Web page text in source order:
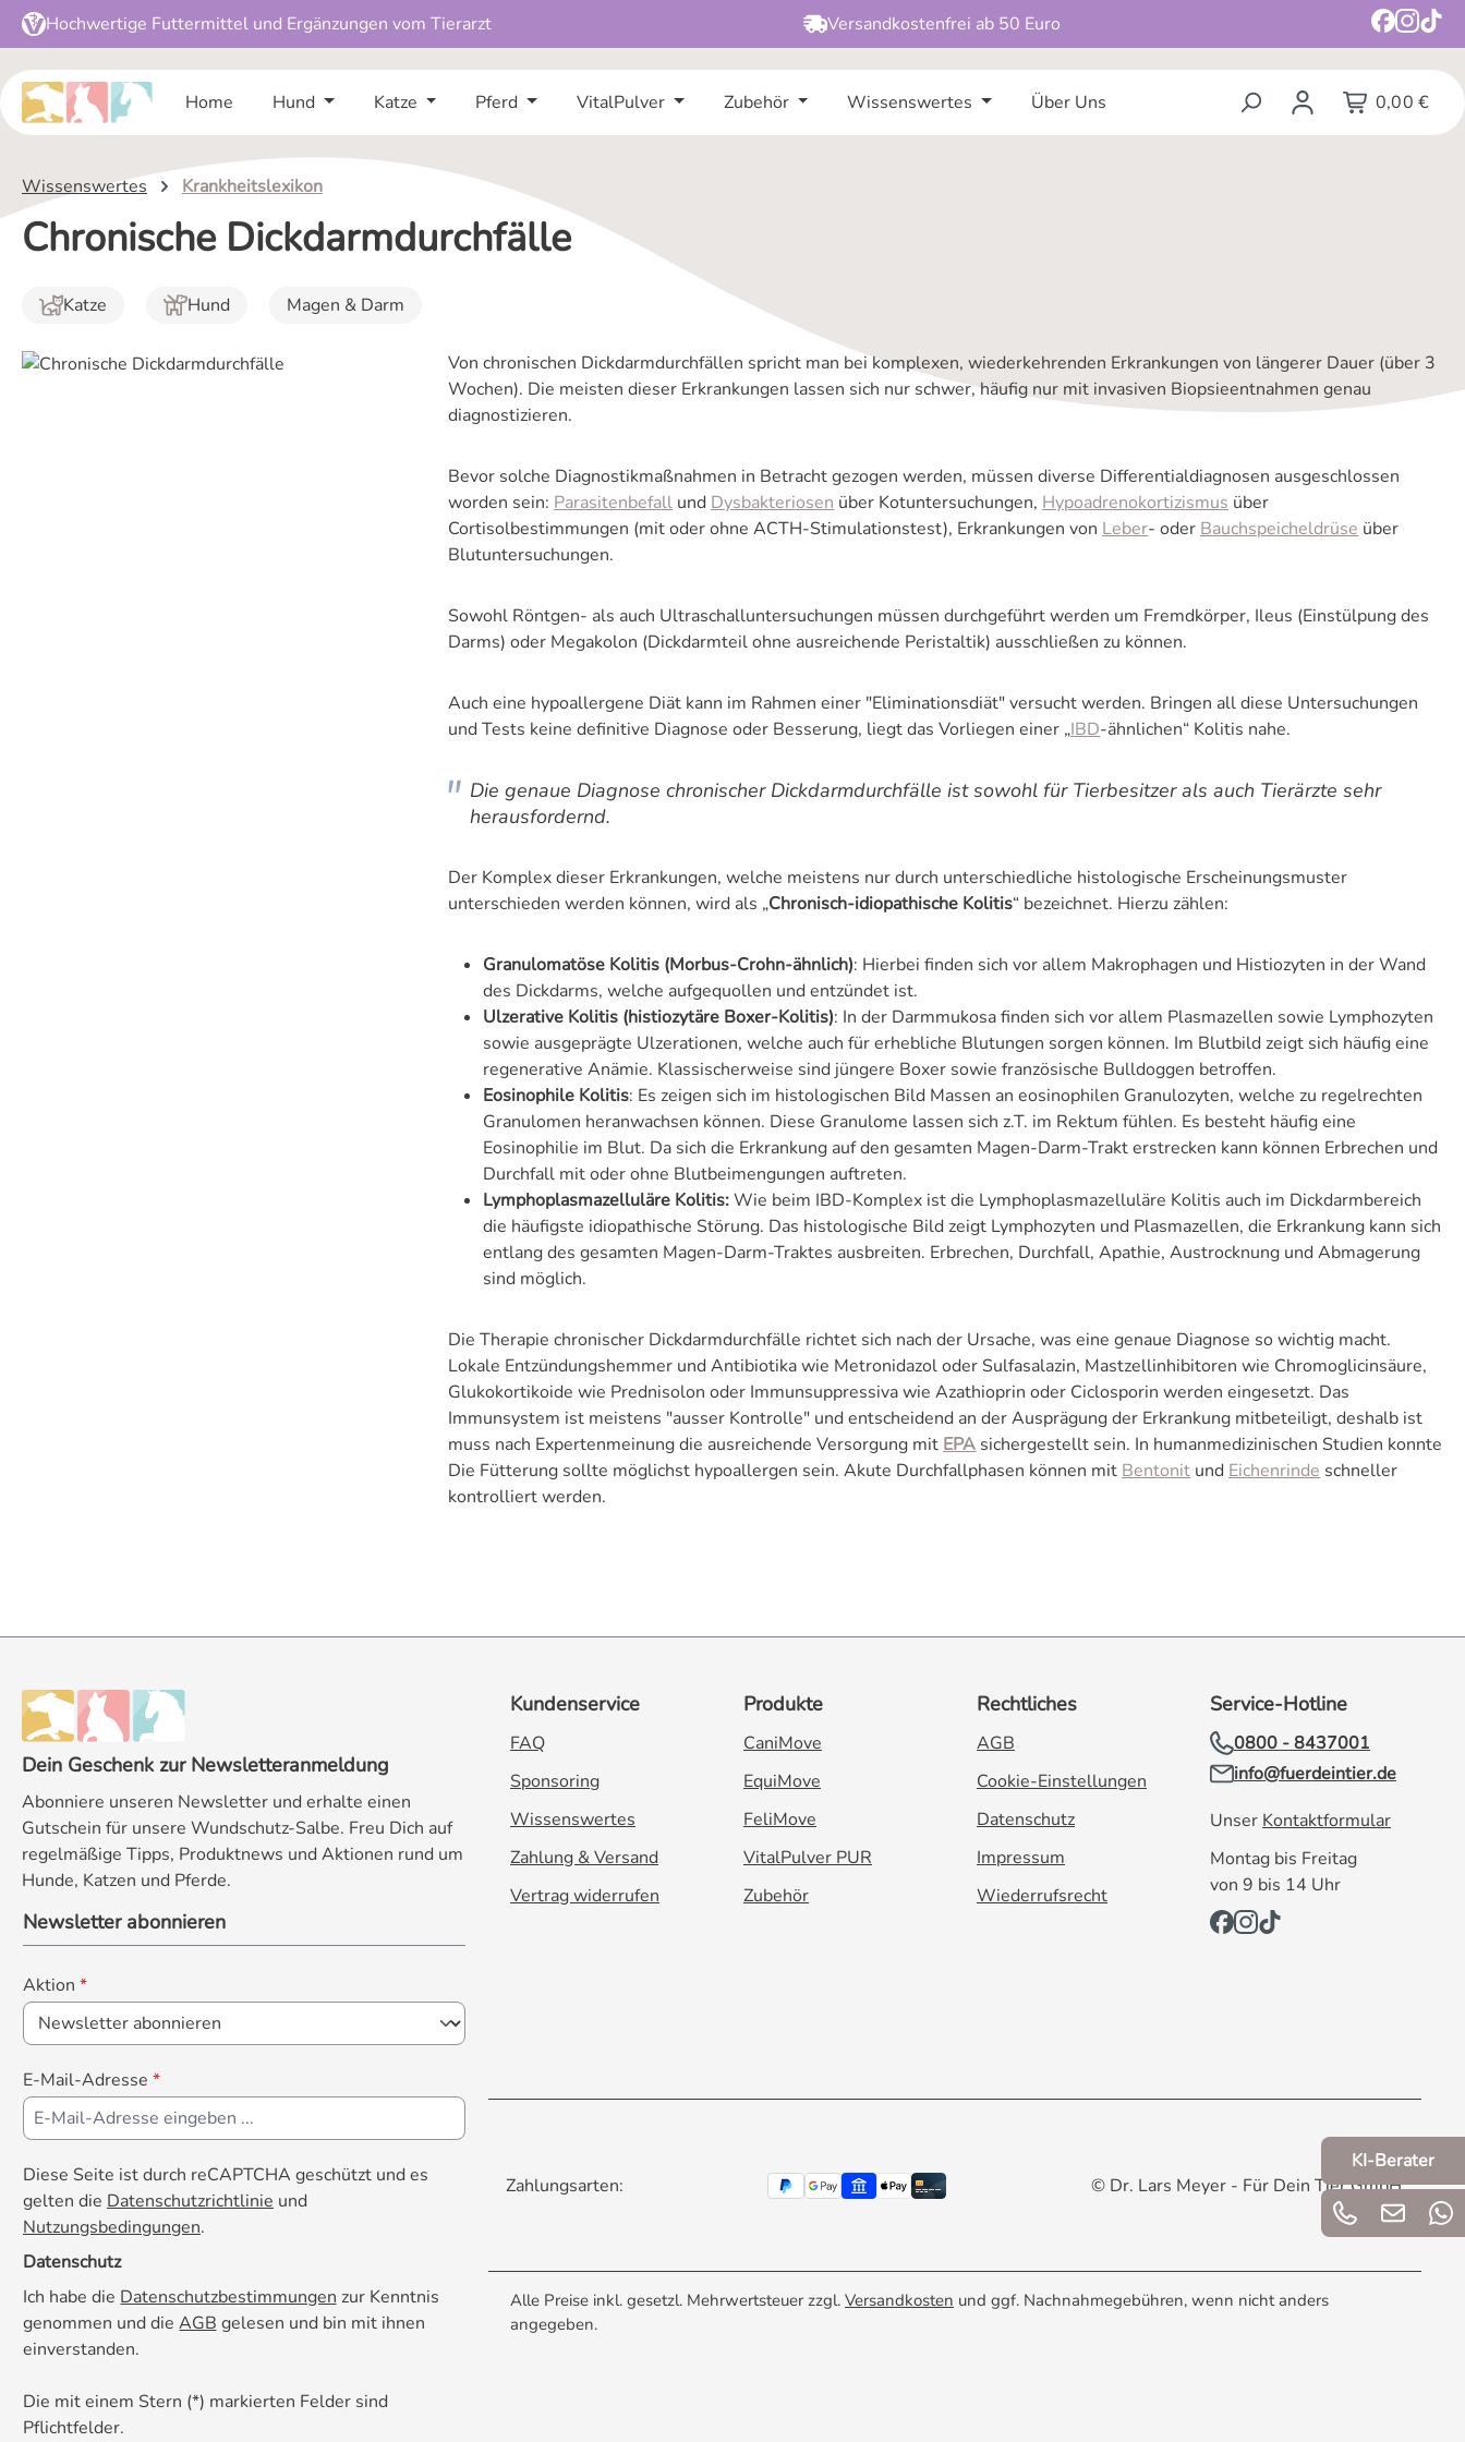
Hauptinhalt springen
Zur Suche springen
Zur Hauptnavigation springen
Hochwertige Futtermittel und Ergänzungen vom Tierarzt Versandkostenfrei ab 50 Euro
Home Hund Katze Pferd VitalPulver Zubehör Wissenswertes Über Uns 0,00 €
Wissenswertes Krankheitslexikon
Chronische Dickdarmdurchfälle
Katze Hund Magen & Darm
Von chronischen Dickdarmdurchfällen spricht man bei komplexen, wiederkehrenden Erkrankungen von längerer Dauer (über 3
Wochen). Die meisten dieser Erkrankungen lassen sich nur schwer, häufig nur mit invasiven Biopsieentnahmen genau
diagnostizieren.
Bevor solche Diagnostikmaßnahmen in Betracht gezogen werden, müssen diverse Differentialdiagnosen ausgeschlossen
worden sein: Parasitenbefall und Dysbakteriosen über Kotuntersuchungen, Hypoadrenokortizismus über
Cortisolbestimmungen (mit oder ohne ACTH-Stimulationstest), Erkrankungen von Leber- oder Bauchspeicheldrüse über
Blutuntersuchungen.
Sowohl Röntgen- als auch Ultraschalluntersuchungen müssen durchgeführt werden um Fremdkörper, Ileus (Einstülpung des
Darms) oder Megakolon (Dickdarmteil ohne ausreichende Peristaltik) ausschließen zu können.
Auch eine hypoallergene Diät kann im Rahmen einer "Eliminationsdiät" versucht werden. Bringen all diese Untersuchungen
und Tests keine definitive Diagnose oder Besserung, liegt das Vorliegen einer „IBD-ähnlichen“ Kolitis nahe.
Die genaue Diagnose chronischer Dickdarmdurchfälle ist sowohl für Tierbesitzer als auch Tierärzte sehr
herausfordernd.
Der Komplex dieser Erkrankungen, welche meistens nur durch unterschiedliche histologische Erscheinungsmuster
unterschieden werden können, wird als „Chronisch-idiopathische Kolitis“ bezeichnet. Hierzu zählen:
Granulomatöse Kolitis (Morbus-Crohn-ähnlich): Hierbei finden sich vor allem Makrophagen und Histiozyten in der Wand
des Dickdarms, welche aufgequollen und entzündet ist.
Ulzerative Kolitis (histiozytäre Boxer-Kolitis): In der Darmmukosa finden sich vor allem Plasmazellen sowie Lymphozyten
sowie ausgeprägte Ulzerationen, welche auch für erhebliche Blutungen sorgen können. Im Blutbild zeigt sich häufig eine
regenerative Anämie. Klassischerweise sind jüngere Boxer sowie französische Bulldoggen betroffen.
Eosinophile Kolitis: Es zeigen sich im histologischen Bild Massen an eosinophilen Granulozyten, welche zu regelrechten
Granulomen heranwachsen können. Diese Granulome lassen sich z.T. im Rektum fühlen. Es besteht häufig eine
Eosinophilie im Blut. Da sich die Erkrankung auf den gesamten Magen-Darm-Trakt erstrecken kann können Erbrechen und
Durchfall mit oder ohne Blutbeimengungen auftreten.
Lymphoplasmazelluläre Kolitis:Wie beim IBD-Komplex ist die Lymphoplasmazelluläre Kolitis auch im Dickdarmbereich
die häufigste idiopathische Störung. Das histologische Bild zeigt Lymphozyten und Plasmazellen, die Erkrankung kann sich
entlang des gesamten Magen-Darm-Traktes ausbreiten. Erbrechen, Durchfall, Apathie, Austrocknung und Abmagerung
sind möglich.
Die Therapie chronischer Dickdarmdurchfälle richtet sich nach der Ursache, was eine genaue Diagnose so wichtig macht.
Lokale Entzündungshemmer und Antibiotika wie Metronidazol oder Sulfasalazin, Mastzellinhibitoren wie Chromoglicinsäure,
Glukokortikoide wie Prednisolon oder Immunsuppressiva wie Azathioprin oder Ciclosporin werden eingesetzt. Das
Immunsystem ist meistens "ausser Kontrolle" und entscheidend an der Ausprägung der Erkrankung mitbeteiligt, deshalb ist
muss nach Expertenmeinung die ausreichende Versorgung mit EPA sichergestellt sein. In humanmedizinischen Studien konnte
Die Fütterung sollte möglichst hypoallergen sein. Akute Durchfallphasen können mit Bentonit und Eichenrinde schneller
kontrolliert werden.
Dein Geschenk zur Newsletteranmeldung
Abonniere unseren Newsletter und erhalte einen
Gutschein für unsere Wundschutz-Salbe. Freu Dich auf
regelmäßige Tipps, Produktnews und Aktionen rund um
Hunde, Katzen und Pferde.
Newsletter abonnieren
Aktion *
E-Mail-Adresse *
Diese Seite ist durch reCAPTCHA geschützt und es
gelten die Datenschutzrichtlinie und
Nutzungsbedingungen.
Datenschutz
Ich habe die Datenschutzbestimmungen zur Kenntnis
genommen und die AGB gelesen und bin mit ihnen
einverstanden.
Die mit einem Stern (*) markierten Felder sind
Pflichtfelder.
Kundenservice
FAQ
Sponsoring
Wissenswertes
Zahlung & Versand
Vertrag widerrufen
Produkte
CaniMove
EquiMove
FeliMove
VitalPulver PUR
Zubehör
Rechtliches
AGB
Cookie-Einstellungen
Datenschutz
Impressum
Wiederrufsrecht
Service-Hotline
0800 - 8437001
info@fuerdeintier.de
Unser Kontaktformular
Montag bis Freitag
von 9 bis 14 Uhr
Zahlungsarten: © Dr. Lars Meyer - Für Dein Tier GmbH
Alle Preise inkl. gesetzl. Mehrwertsteuer zzgl. Versandkosten und ggf. Nachnahmegebühren, wenn nicht anders
angegeben.
KI-Berater